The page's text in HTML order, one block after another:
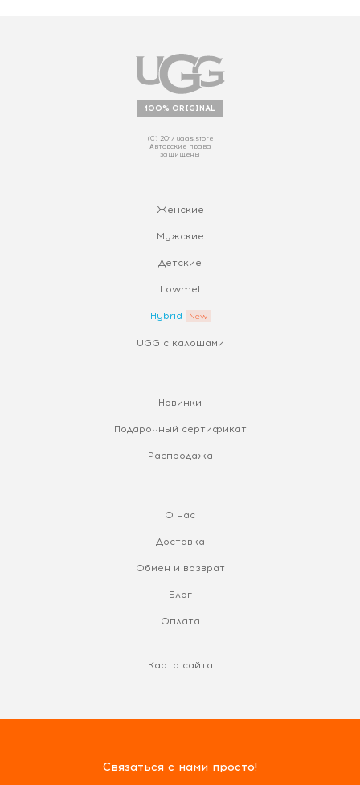
100% ORIGINAL
(С) 2017 uggs.store
Авторские права
защищены
Женские
Мужские
Детские
Lowmel
Hybrid
UGG с калошами
Новинки
Подарочный сертификат
Распродажа
О нас
Доставка
Обмен и возврат
Блог
Оплата
Карта сайта
Связаться с нами просто!